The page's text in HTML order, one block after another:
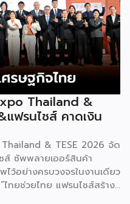
Smart SME Expo)” ซึ่ง
ที่จัดขึ้นโดย บริษัท พีเอ็มจี
ภาพของผู้ประกอบการและ
ผ่านระบบแฟรนไชส์ […]
Thailand &
ฟรนไชส์ คาดเงิน
& TESE 2026 จัด
ซัพพลายเออร์สินค้า
ว้อย่างครบวงจรในงานเดียว
ทยช่วยไทย แฟรนไชส์สร้าง